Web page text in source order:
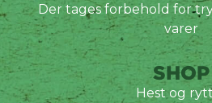
Der tages forbehold for
varer
SHOP
Hest og